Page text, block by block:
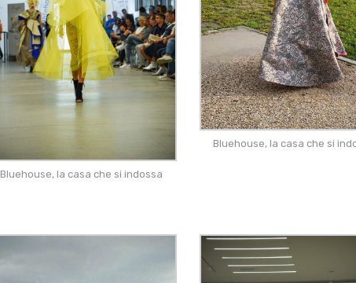
Bluehouse, la casa che si indossa
Bluehouse, la casa che si